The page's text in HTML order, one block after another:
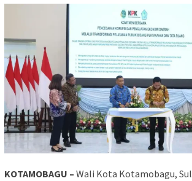
KOTAMOBAGU – Wali Kota Kotamobagu,